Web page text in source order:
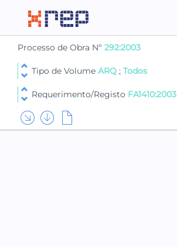
Processo de Obra Nº 292:2003
Tipo de Volume ARQ ; Todos
Requerimento/Registo FA1410:2003